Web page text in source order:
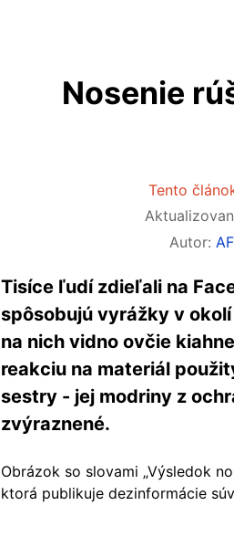
Nosenie
Tento
Autor:
Tisíce ľudí zdieľali na
spôsobujú vyrážky v
na nich vidno ovčie
reakciu na materiál
sestry - jej modriny z
zvýraznené.
Obrázok so slovami „Výsledok
ktorá publikuje dezinformácie